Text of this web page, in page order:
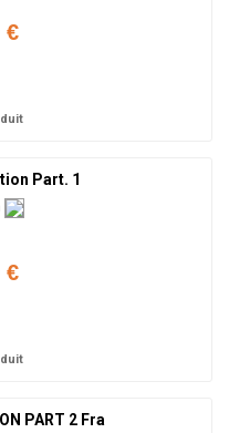
€
Part. 1
€
PART 2 Fra